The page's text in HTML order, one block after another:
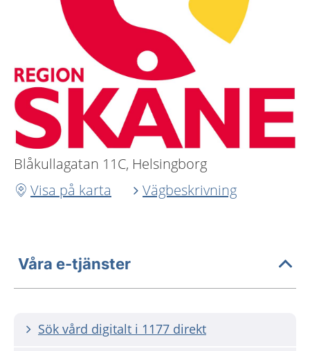
Blåkullagatan 11C, Helsingborg
Visa på karta
Vägbeskrivning
Våra e-tjänster
Sök vård digitalt i 1177 direkt